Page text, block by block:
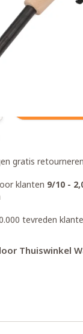
gratis retourneren
klanten 9/10 -
tevreden
Thuiswinkel